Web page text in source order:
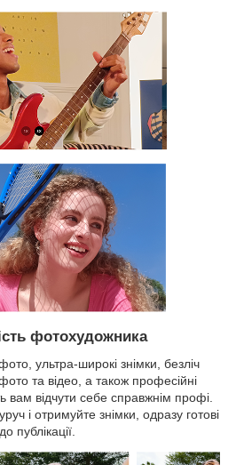
фотохудожника
фото, ультра-широкі знімки, безліч
та відео, а також професійні
вам відчути себе справжнім профі.
і отримуйте знімки, одразу готові
до публікації.